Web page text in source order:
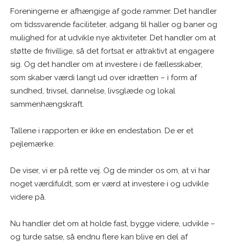
Foreningerne er afhængige af gode rammer. Det handler
om tidssvarende faciliteter, adgang til haller og baner og
mulighed for at udvikle nye aktiviteter. Det handler om at
støtte de frivillige, så det fortsat er attraktivt at engagere
sig. Og det handler om at investere i de fællesskaber,
som skaber værdi langt ud over idrætten – i form af
sundhed, trivsel, dannelse, livsglæde og lokal
sammenhængskraft.
Tallene i rapporten er ikke en endestation. De er et
pejlemærke.
De viser, vi er på rette vej. Og de minder os om, at vi har
noget værdifuldt, som er værd at investere i og udvikle
videre på.
Nu handler det om at holde fast, bygge videre, udvikle –
og turde satse, så endnu flere kan blive en del af